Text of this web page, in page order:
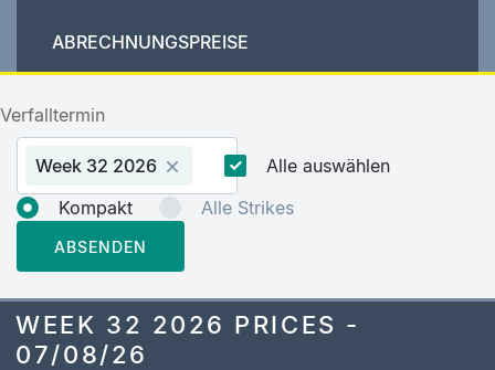
ABRECHNUNGSPREISE
Verfalltermin
Week 32 2026
Alle auswählen
Kompakt
Alle Strikes
ABSENDEN
WEEK 32 2026 PRICES -
07/08/26